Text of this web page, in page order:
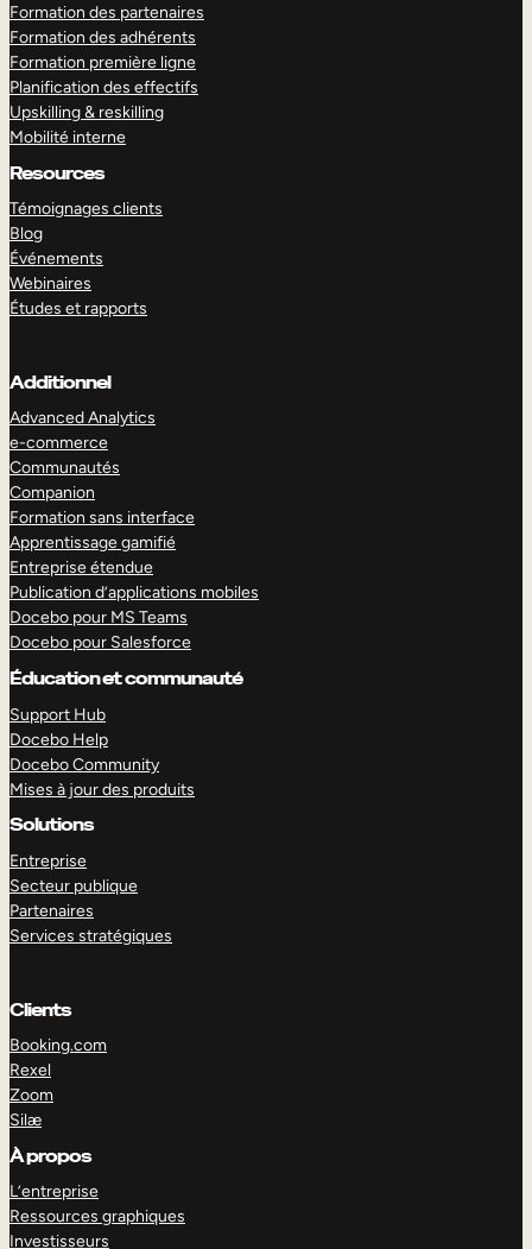
Formation des partenaires
Formation des adhérents
Formation première ligne
Planification des effectifs
Upskilling & reskilling
Mobilité interne
Resources
Témoignages clients
Blog
Événements
Webinaires
Études et rapports
Additionnel
Advanced Analytics
e-commerce
Communautés
Companion
Formation sans interface
Apprentissage gamifié
Entreprise étendue
Publication d’applications mobiles
Docebo pour MS Teams
Docebo pour Salesforce
Éducation et communauté
Support Hub
Docebo Help
Docebo Community
Mises à jour des produits
Solutions
Entreprise
Secteur publique
Partenaires
Services stratégiques
Clients
Booking.com
Rexel
Zoom
Silæ
À propos
L’entreprise
Ressources graphiques
Investisseurs